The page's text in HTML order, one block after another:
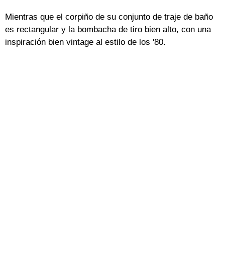
Mientras que el corpiño de su conjunto de traje de baño
es rectangular y la bombacha de tiro bien alto, con una
inspiración bien vintage al estilo de los '80.